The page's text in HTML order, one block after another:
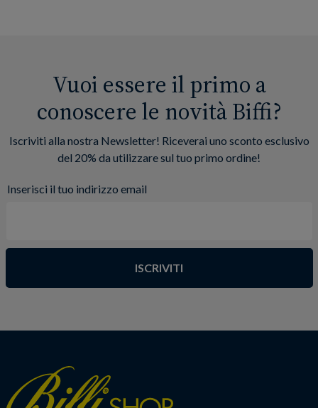
Vuoi essere il primo a
conoscere le novità Biffi?
Iscriviti alla nostra Newsletter! Riceverai uno sconto esclusivo
del 20% da utilizzare sul tuo primo ordine!
Inserisci il tuo indirizzo email
ISCRIVITI